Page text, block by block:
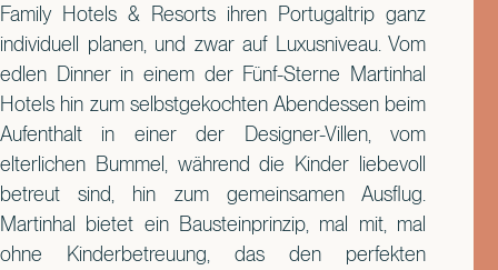
Family Hotels & Resorts ihren Portugaltrip ganz
individuell planen, und zwar auf Luxusniveau. Vom
edlen Dinner in einem der Fünf-Sterne Martinhal
Hotels hin zum selbstgekochten Abendessen beim
Aufenthalt in einer der Designer-Villen, vom
elterlichen Bummel, während die Kinder liebevoll
betreut sind, hin zum gemeinsamen Ausflug.
Martinhal bietet ein Bausteinprinzip, mal mit, mal
ohne Kinderbetreuung, das den perfekten